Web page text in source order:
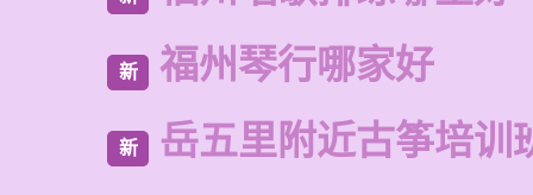
新 福州琴行哪家好
新 岳五里附近古筝培训